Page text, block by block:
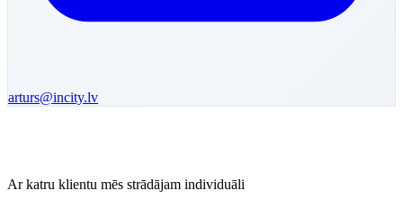
arturs@incity.lv
Ar katru klientu mēs strādājam individuāli